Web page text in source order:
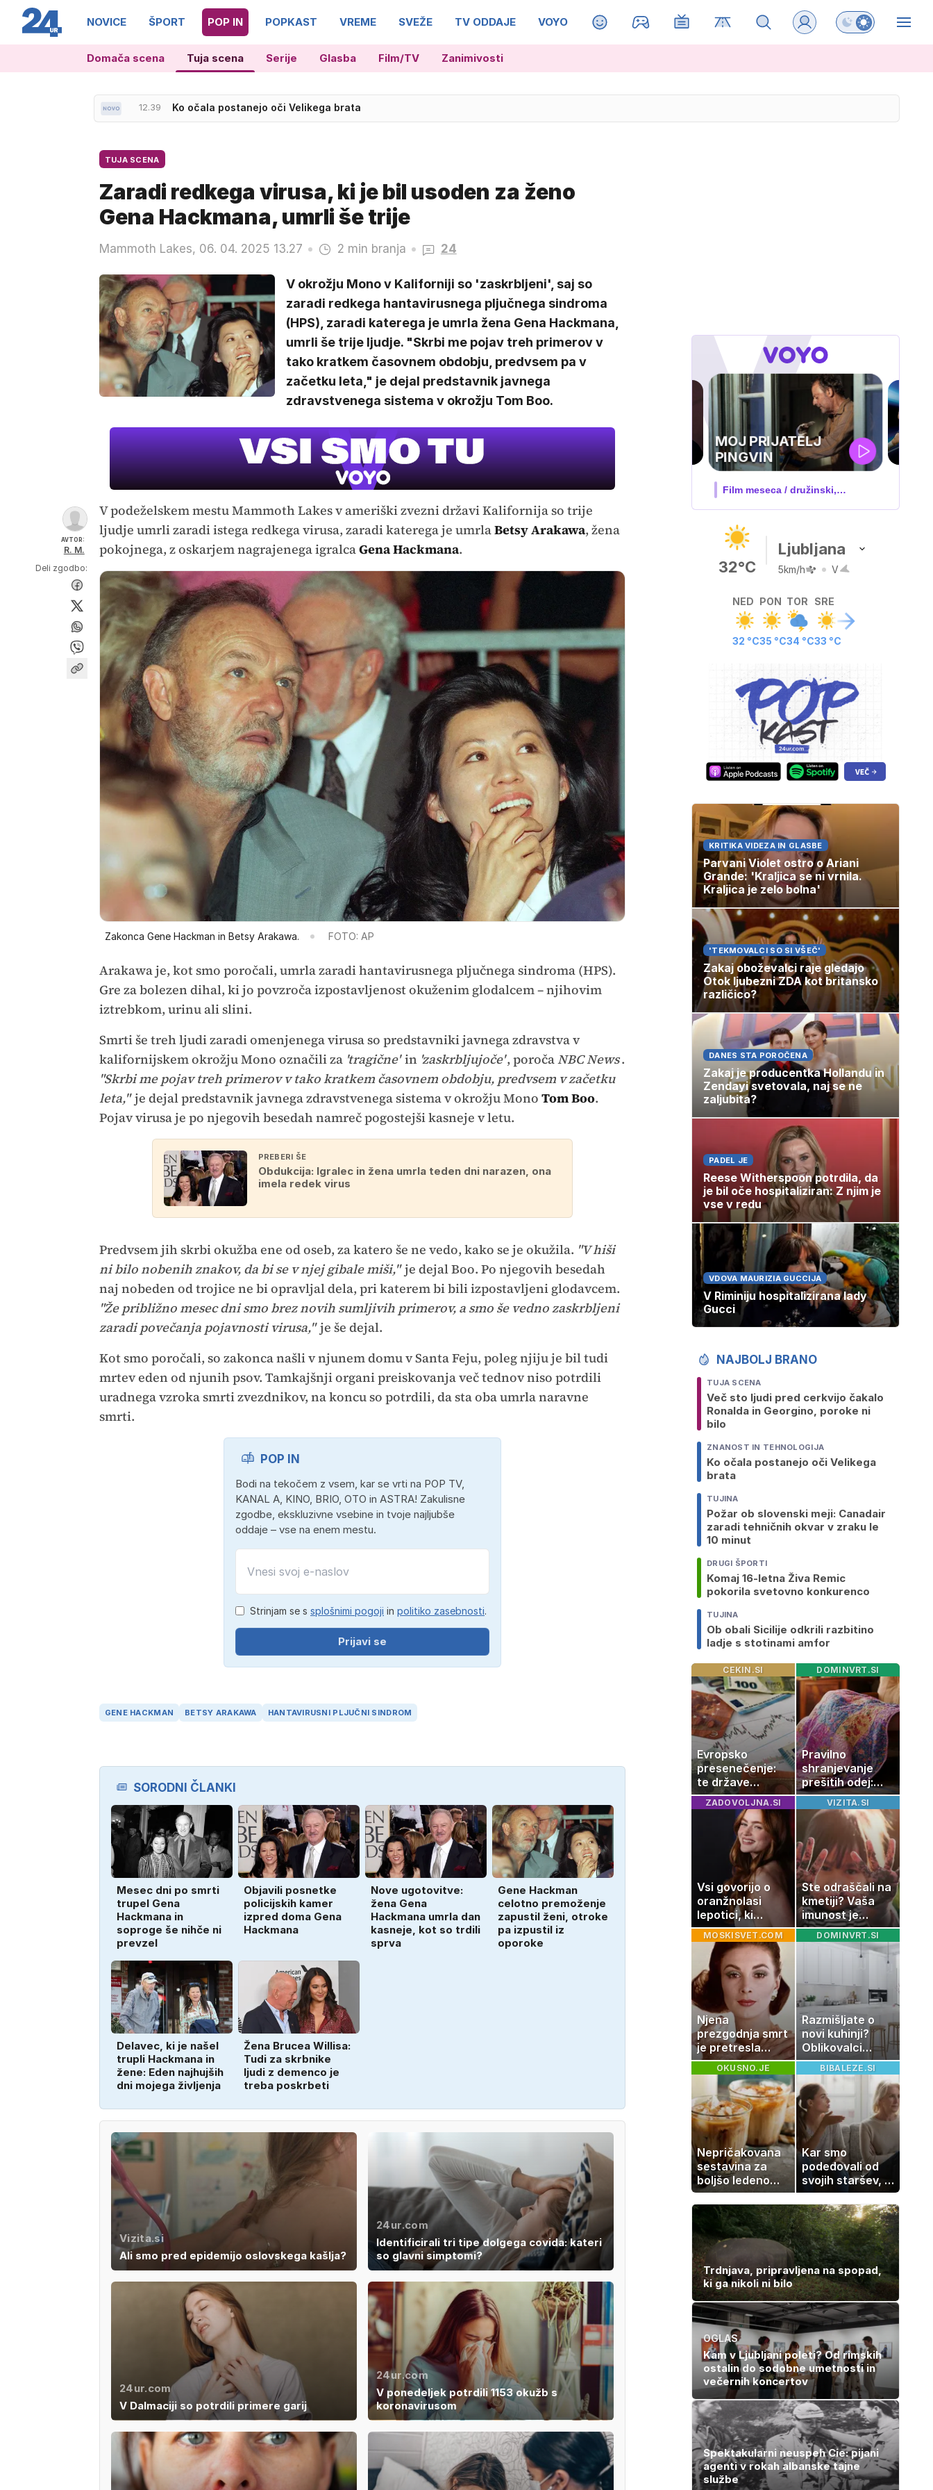
NOVICE ŠPORT POP IN POPKAST VREME SVEŽE TV ODDAJE VOYO MAGAZIN Preklopi barvni
Domača scena Tuja scena Serije Glasba Film/TV Zanimivosti
12.39 Ko očala postanejo oči Velikega brata
TUJA SCENA
Zaradi redkega virusa, ki je bil usoden za ženo
Gena Hackmana, umrli še trije
Mammoth Lakes, 06. 04. 2025 13.27 2 min branja 24
V okrožju Mono v Kaliforniji so 'zaskrbljeni', saj so
zaradi redkega hantavirusnega pljučnega sindroma
(HPS), zaradi katerega je umrla žena Gena Hackmana,
umrli še trije ljudje. "Skrbi me pojav treh primerov v
tako kratkem časovnem obdobju, predvsem pa v
začetku leta," je dejal predstavnik javnega
zdravstvenega sistema v okrožju Tom Boo.
AVTOR:
R. M.
Deli zgodbo:
V podeželskem mestu Mammoth Lakes v ameriški zvezni državi Kalifornija so trije
ljudje umrli zaradi istega redkega virusa, zaradi katerega je umrlaBetsy Arakawa, žena
pokojnega, z oskarjem nagrajenega igralcaGena Hackmana.
Zakonca Gene Hackman in Betsy Arakawa. FOTO: AP
Arakawa je, kot smo poročali, umrla zaradi hantavirusnega pljučnega sindroma (HPS).
Gre za bolezen dihal, ki jo povzroča izpostavljenost okuženim glodalcem – njihovim
iztrebkom, urinu ali slini.
Smrti še treh ljudi zaradi omenjenega virusa so predstavniki javnega zdravstva v
kalifornijskem okrožju Mono označili za 'tragične'in 'zaskrbljujoče', poročaNBC News.
"Skrbi me pojav treh primerov v tako kratkem časovnem obdobju, predvsem v začetku
leta,"je dejal predstavnik javnega zdravstvenega sistema v okrožju Mono Tom Boo.
Pojav virusa je po njegovih besedah namreč pogostejši kasneje v letu.
PREBERI ŠE
Obdukcija: Igralec in žena umrla teden dni narazen, ona
imela redek virus
Predvsem jih skrbi okužba ene od oseb, za katero še ne vedo, kako se je okužila. "V hiši
ni bilo nobenih znakov, da bi se v njej gibale miši,"je dejal Boo. Po njegovih besedah
naj nobeden od trojice ne bi opravljal dela, pri katerem bi bili izpostavljeni glodavcem.
"Že približno mesec dni smo brez novih sumljivih primerov, a smo še vedno zaskrbljeni
zaradi povečanja pojavnosti virusa,"je še dejal.
Kot smo poročali, so zakonca našli v njunem domu v Santa Feju, poleg njiju je bil tudi
mrtev eden od njunih psov. Tamkajšnji organi preiskovanja več tednov niso potrdili
uradnega vzroka smrti zvezdnikov, na koncu so potrdili, da sta oba umrla naravne
smrti.
POP IN
Bodi na tekočem z vsem, kar se vrti na POP TV,
KANAL A, KINO, BRIO, OTO in ASTRA! Zakulisne
zgodbe, ekskluzivne vsebine in tvoje najljubše
oddaje – vse na enem mestu.
Strinjam se s splošnimi pogoji in politiko zasebnosti.
Prijavi se
GENE HACKMAN BETSY ARAKAWA HANTAVIRUSNI PLJUČNI SINDROM
SORODNI ČLANKI
Mesec dni po smrti
trupel Gena
Hackmana in
soproge še nihče ni
prevzel
Objavili posnetke
policijskih kamer
izpred doma Gena
Hackmana
Nove ugotovitve:
žena Gena
Hackmana umrla dan
kasneje, kot so trdili
sprva
Gene Hackman
celotno premoženje
zapustil ženi, otroke
pa izpustil iz
oporoke
Delavec, ki je našel
trupli Hackmana in
žene: Eden najhujših
dni mojega življenja
Žena Brucea Willisa:
Tudi za skrbnike
ljudi z demenco je
treba poskrbeti
Vizita.si
Ali smo pred epidemijo oslovskega kašlja?
24ur.com
Identificirali tri tipe dolgega covida: kateri
so glavni simptomi?
24ur.com
V Dalmaciji so potrdili primere garij
24ur.com
V ponedeljek potrdili 1153 okužb s
koronavirusom
UEFA
SUPERPOKAL
V živo na VOYO: sreda ob 20.30
32°C
Ljubljana
5km/h V
NED
32 °C
PON
35 °C
TOR
34 °C
SRE
33 °C
KRITIKA VIDEZA IN GLASBE
Parvani Violet ostro o Ariani
Grande: 'Kraljica se ni vrnila.
Kraljica je zelo bolna'
'TEKMOVALCI SO SI VŠEČ'
Zakaj oboževalci raje gledajo
Otok ljubezni ZDA kot britansko
različico?
DANES STA POROČENA
Zakaj je producentka Hollandu in
Zendayi svetovala, naj se ne
zaljubita?
PADEL JE
Reese Witherspoon potrdila, da
je bil oče hospitaliziran: Z njim je
vse v redu
VDOVA MAURIZIA GUCCIJA
V Riminiju hospitalizirana lady
Gucci
NAJBOLJ BRANO
TUJA SCENA
Več sto ljudi pred cerkvijo čakalo
Ronalda in Georgino, poroke ni
bilo
ZNANOST IN TEHNOLOGIJA
Ko očala postanejo oči Velikega
brata
TUJINA
Požar ob slovenski meji: Canadair
zaradi tehničnih okvar v zraku le
10 minut
DRUGI ŠPORTI
Komaj 16-letna Živa Remic
pokorila svetovno konkurenco
TUJINA
Ob obali Sicilije odkrili razbitino
ladje s stotinami amfor
CEKIN.SI
Evropsko
presenečenje:
te države
rastejo hitreje
od Nemčije,
nekatere celo
večkrat hitreje
DOMINVRT.SI
Pravilno
shranjevanje
prešitih odej:
Kako ohraniti
družinsko
dediščino
ZADOVOLJNA.SI
Vsi govorijo o
oranžnolasi
lepotici, ki
navdušuje s
skrivnostno
vlogo
VIZITA.SI
Ste odraščali na
kmetiji? Vaša
imunost je
verjetno
močnejša
MOSKISVET.COM
Njena
prezgodnja smrt
je pretresla
modni svet: za
slavo se je
skrivala
tragedija
DOMINVRT.SI
Razmišljate o
novi kuhinji?
Oblikovalci
opozarjajo, da
te barve
izgubljajo
priljubljenost
OKUSNO.JE
Nepričakovana
sestavina za
boljšo ledeno
kavo, ki jo imate
zagotovo doma
BIBALEZE.SI
Kar smo
podedovali od
svojih staršev, ni
nujno naša
usoda
Trdnjava, pripravljena na spopad,
ki ga nikoli ni bilo
OGLAS
Kam v Ljubljani poleti? Od rimskih
ostalin do sodobne umetnosti in
večernih koncertov
Spektakularni neuspeh Cie: pijani
agenti v rokah albanske tajne
službe